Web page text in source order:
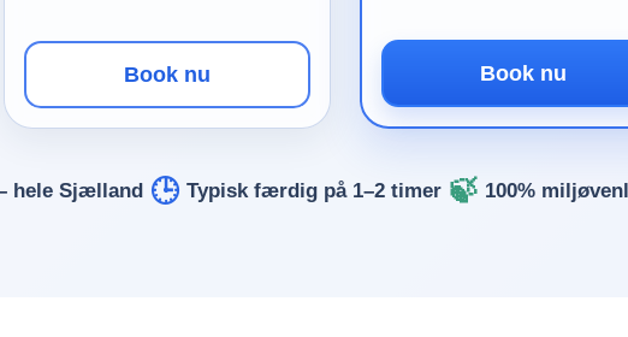
Book nu Book nu
hele Sjælland 🕒 Typisk færdig på 1–2 timer 🍃 100%